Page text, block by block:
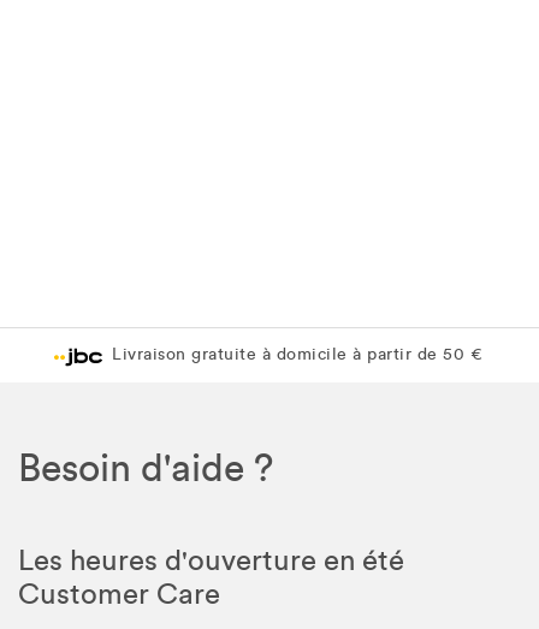
Livraison gratuite à domicile à partir de 50 €
Besoin d'aide ?
Les heures d'ouverture en été
Customer Care